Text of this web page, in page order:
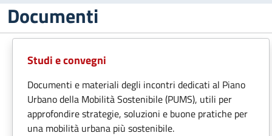
Documenti
Studi e convegni
Documenti e materiali degli incontri dedicati al Piano
Urbano della Mobilità Sostenibile (PUMS), utili per
approfondire strategie, soluzioni e buone pratiche per
una mobilità urbana più sostenibile.